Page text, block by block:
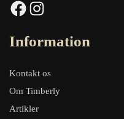
Facebook Instagram
Information
Kontakt os
Om Timberly
Artikler